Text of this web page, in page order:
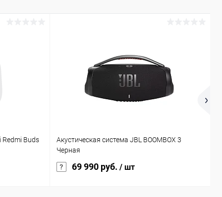
Redmi Buds
Акустическая система JBL BOOMBOX 3
Черная
69 990 руб. / шт